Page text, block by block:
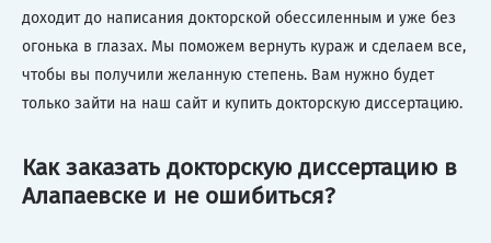
доходит до написания докторской обессиленным и уже без
огонька в глазах. Мы поможем вернуть кураж и сделаем все,
чтобы вы получили желанную степень. Вам нужно будет
только зайти на наш сайт и купить докторскую диссертацию.
Как заказать докторскую диссертацию в
Алапаевске и не ошибиться?